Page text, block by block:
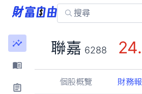
聯嘉 6288
個股概覽 財務